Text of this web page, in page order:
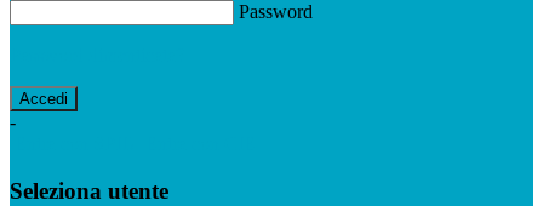
Password
-
Seleziona utente